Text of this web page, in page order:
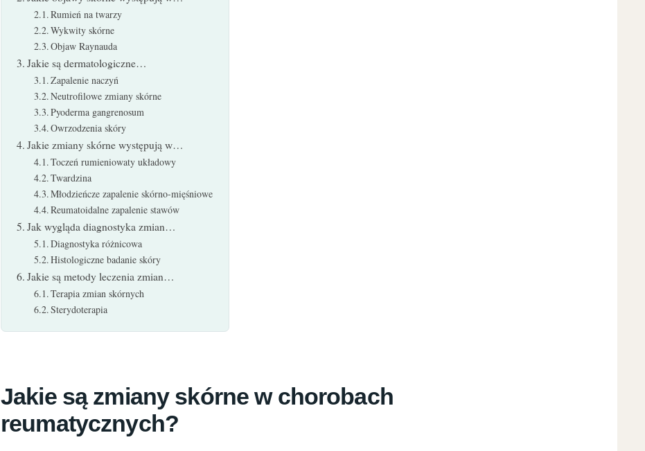
Rumień na twarzy
Wykwity skórne
Objaw Raynauda
Jakie są dermatologiczne…
Zapalenie naczyń
Neutrofilowe zmiany skórne
Pyoderma gangrenosum
Owrzodzenia skóry
Jakie zmiany skórne występują w…
Toczeń rumieniowaty układowy
Twardzina
Młodzieńcze zapalenie skórno-mięśniowe
Reumatoidalne zapalenie stawów
Jak wygląda diagnostyka zmian…
Diagnostyka różnicowa
Histologiczne badanie skóry
Jakie są metody leczenia zmian…
Terapia zmian skórnych
Sterydoterapia
Jakie są zmiany skórne w chorobach
reumatycznych?